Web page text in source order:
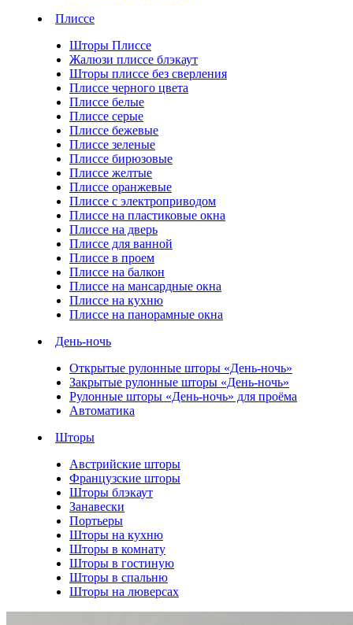
Плиссе
Шторы Плиссе
Жалюзи плиссе блэкаут
Шторы плиссе без сверления
Плиссе черного цвета
Плиссе белые
Плиссе серые
Плиссе бежевые
Плиссе зеленые
Плиссе бирюзовые
Плиссе желтые
Плиссе оранжевые
Плиссе с электроприводом
Плиссе на пластиковые окна
Плиссе на дверь
Плиссе для ванной
Плиссе в проем
Плиссе на балкон
Плиссе на мансардные окна
Плиссе на кухню
Плиссе на панорамные окна
День-ночь
Открытые рулонные шторы «День-ночь»
Закрытые рулонные шторы «День-ночь»
Рулонные шторы «День-ночь» для проёма
Автоматика
Шторы
Австрийские шторы
Французские шторы
Шторы блэкаут
Занавески
Портьеры
Шторы на кухню
Шторы в комнату
Шторы в гостиную
Шторы в спальню
Шторы на люверсах